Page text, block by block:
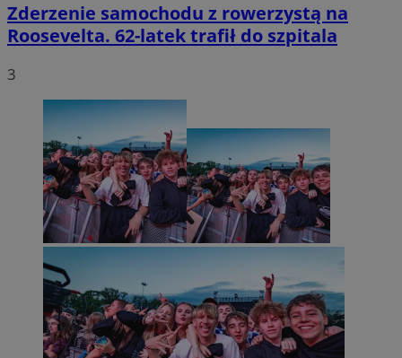
Zderzenie samochodu z rowerzystą na
Roosevelta. 62-latek trafił do szpitala
3